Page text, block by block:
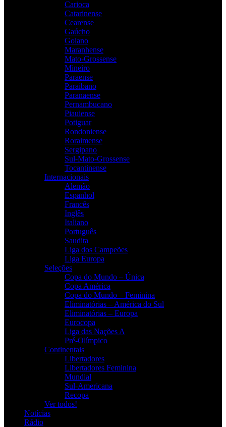
Carioca
Catarinense
Cearense
Gaúcho
Goiano
Maranhense
Mato-Grossense
Mineiro
Paraense
Paraibano
Paranaense
Pernambucano
Piauiense
Potiguar
Rondoniense
Roraimense
Sergipano
Sul-Mato-Grossense
Tocantinense
Internacionais
Alemão
Espanhol
Francês
Inglês
Italiano
Português
Saudita
Liga dos Campeões
Liga Europa
Seleções
Copa do Mundo – Única
Copa América
Copa do Mundo – Feminina
Eliminatórias – América do Sul
Eliminatórias – Europa
Eurocopa
Liga das Nações A
Pré-Olímpico
Continentais
Libertadores
Libertadores Feminina
Mundial
Sul-Americana
Recopa
Ver todos!
Notícias
Rádio